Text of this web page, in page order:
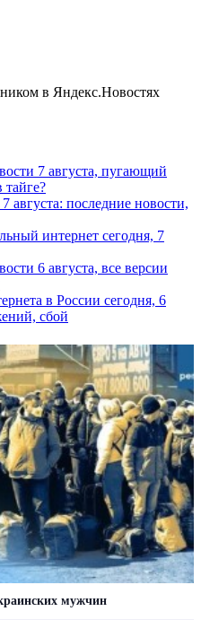
в Яндекс.Новостях
7 августа, пугающий
тайге?
последние новости,
интернет сегодня, 7
6 августа, все версии
в России сегодня, 6
сбой
мужчин